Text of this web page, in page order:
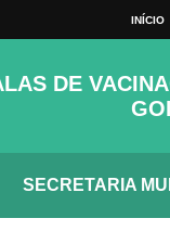
INÍCIO
DE
SECRETARIA